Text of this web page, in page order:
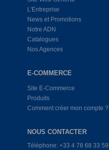
L'Entreprise
News et Promotions
Notre ADN
Catalogues
Nos Agences
E-COMMERCE
Site E-Commerce
Produits
Comment créer mon compte ?
NOUS CONTACTER
Téléphone: +33 4 78 68 33 59